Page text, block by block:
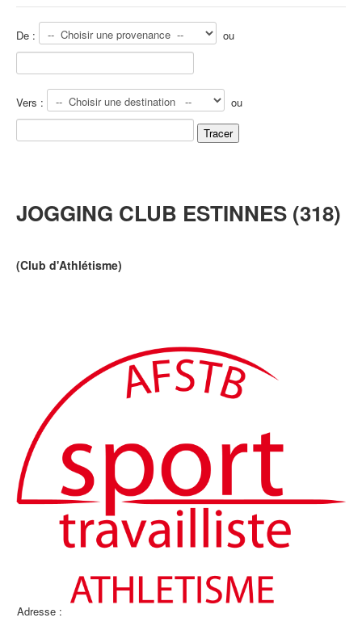
De : ou
Vers : ou
JOGGING CLUB ESTINNES (318)
(Club d'Athlétisme)
Adresse :